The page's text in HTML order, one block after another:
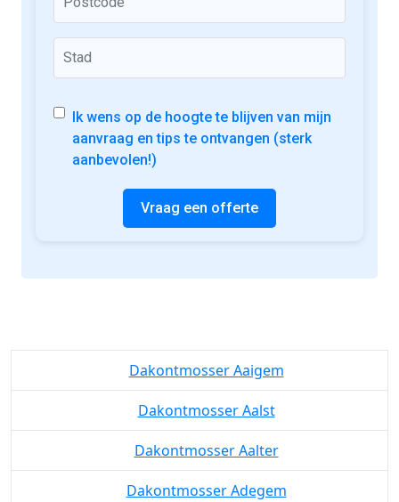
Ik wens op de hoogte te blijven van mijn
aanvraag en tips te ontvangen (sterk
aanbevolen!)
Vraag een offerte
Dakontmosser Aaigem
Dakontmosser Aalst
Dakontmosser Aalter
Dakontmosser Adegem